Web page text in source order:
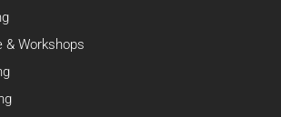
& Workshops